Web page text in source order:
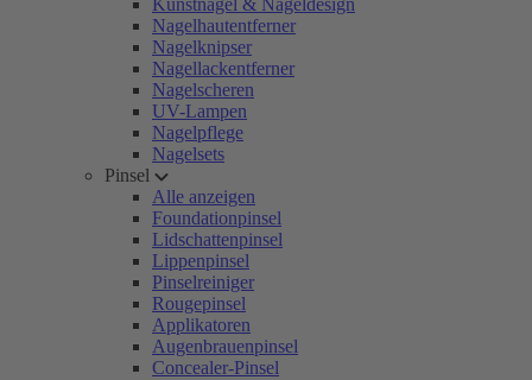
Kunstnägel & Nageldesign
Nagelhautentferner
Nagelknipser
Nagellackentferner
Nagelscheren
UV-Lampen
Nagelpflege
Nagelsets
Pinsel
Alle anzeigen
Foundationpinsel
Lidschattenpinsel
Lippenpinsel
Pinselreiniger
Rougepinsel
Applikatoren
Augenbrauenpinsel
Concealer-Pinsel